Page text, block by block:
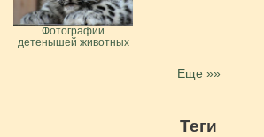
Фотографии
детенышей животных
Еще »»
Теги